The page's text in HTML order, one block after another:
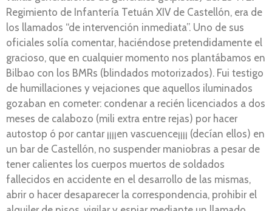
Regimiento de Infantería Tetuán XIV de Castellón, era de
los llamados “de intervención inmediata”. Uno de sus
oficiales solía comentar, haciéndose pretendidamente el
gracioso, que en cualquier momento nos plantábamos en
Bilbao con los BMRs (blindados motorizados). Fui testigo
de humillaciones y vejaciones que aquellos iluminados
gozaban en cometer: condenar a recién licenciados a dos
meses de calabozo (mili extra entre rejas) por hacer
autostop ó por cantar ¡¡¡¡en vascuence¡¡¡¡ (decían ellos) en
un bar de Castellón, no suspender maniobras a pesar de
tener calientes los cuerpos muertos de soldados
fallecidos en accidente en el desarrollo de las mismas,
abrir o hacer desaparecer la correspondencia, prohibir el